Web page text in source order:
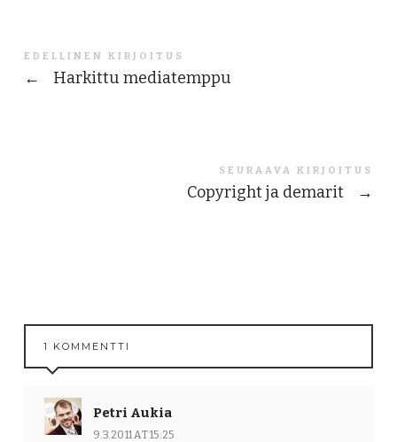
EDELLINEN KIRJOITUS
← Harkittu mediatemppu
SEURAAVA KIRJOITUS
Copyright ja demarit →
1 KOMMENTTI
Petri Aukia
9.3.2011 AT 15:25